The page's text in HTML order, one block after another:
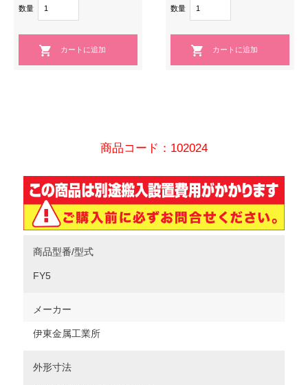
数量 数量
商品コード：102024
商品型番/型式
FY5
メーカー
伊東金属工業所
外形寸法